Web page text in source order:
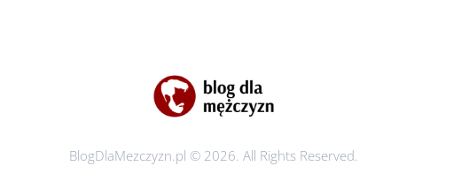
BlogDlaMezczyzn.pl © 2026. All Rights Reserved.